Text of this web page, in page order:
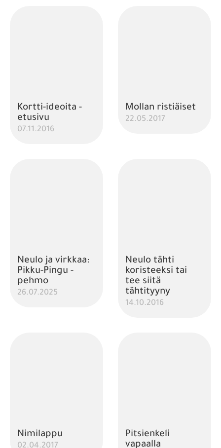
Kortti-ideoita -
etusivu
07.11.2016
Mollan ristiäiset
22.05.2017
Neulo ja virkkaa:
Pikku-Pingu -
pehmo
26.07.2025
Neulo tähti
koristeeksi tai
tee siitä
tähtityyny
14.10.2016
Nimilappu
Pitsienkeli
vapaalla